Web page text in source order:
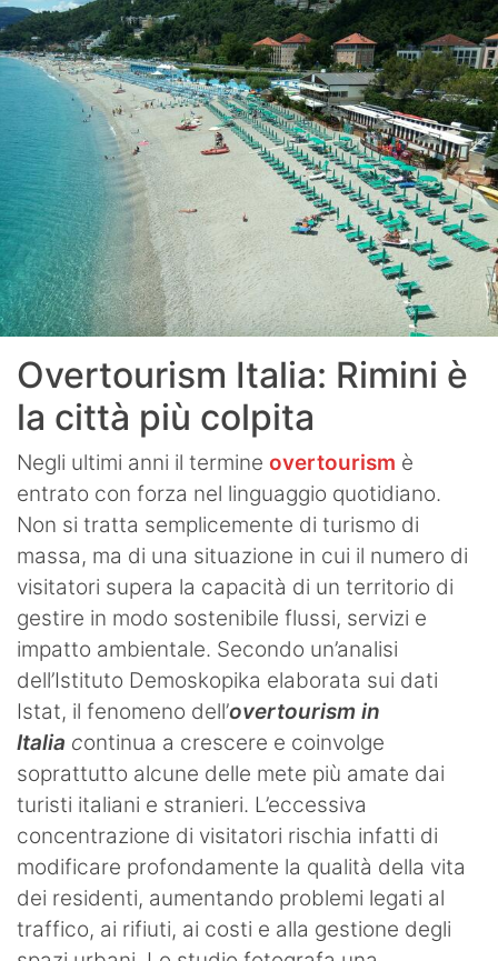
Overtourism Italia: Rimini è
la città più colpita
Negli ultimi anni il termine overtourism è
entrato con forza nel linguaggio quotidiano.
Non si tratta semplicemente di turismo di
massa, ma di una situazione in cui il numero di
visitatori supera la capacità di un territorio di
gestire in modo sostenibile flussi, servizi e
impatto ambientale. Secondo un’analisi
dell’Istituto Demoskopika elaborata sui dati
Istat, il fenomeno dell’overtourism in
Italia continua a crescere e coinvolge
soprattutto alcune delle mete più amate dai
turisti italiani e stranieri. L’eccessiva
concentrazione di visitatori rischia infatti di
modificare profondamente la qualità della vita
dei residenti, aumentando problemi legati al
traffico, ai rifiuti, ai costi e alla gestione degli